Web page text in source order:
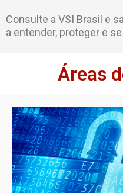
Consulte a VSI Brasil e
a entender, proteger e
Áreas